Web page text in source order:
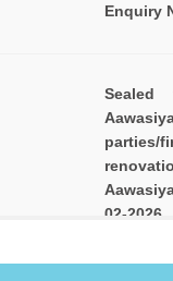
Enquiry
02-2026